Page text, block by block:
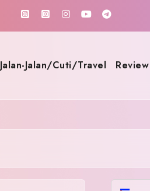
Jalan-Jalan/Cuti/Travel Review